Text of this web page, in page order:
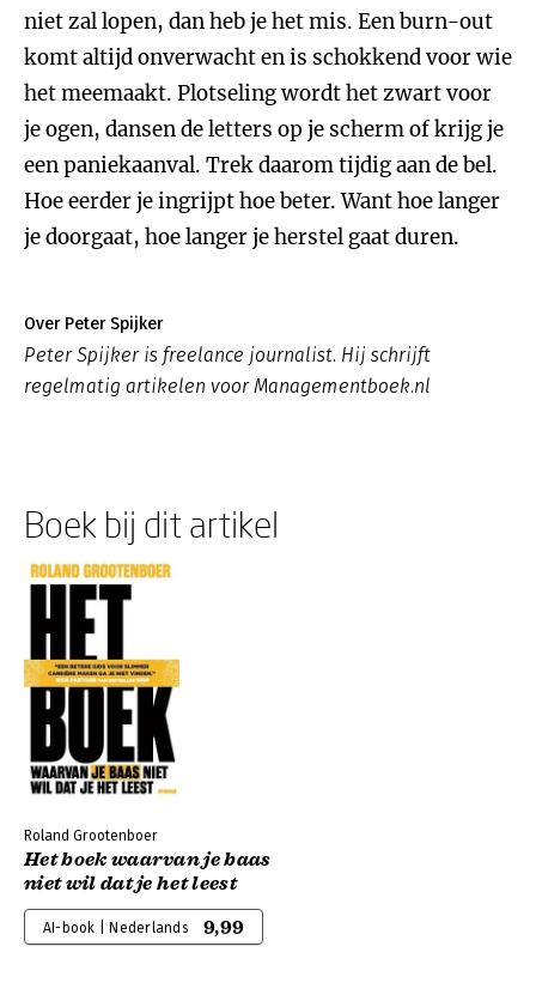
niet zal lopen, dan heb je het mis. Een burn-out
komt altijd onverwacht en is schokkend voor wie
het meemaakt. Plotseling wordt het zwart voor
je ogen, dansen de letters op je scherm of krijg je
een paniekaanval. Trek daarom tijdig aan de bel.
Hoe eerder je ingrijpt hoe beter. Want hoe langer
je doorgaat, hoe langer je herstel gaat duren.
Over Peter Spijker
Peter Spijker is freelance journalist. Hij schrijft
regelmatig artikelen voor Managementboek.nl
Boek bij dit artikel
Roland Grootenboer
Het boek waarvan je baas
niet wil dat je het leest
AI-book | Nederlands 9,99